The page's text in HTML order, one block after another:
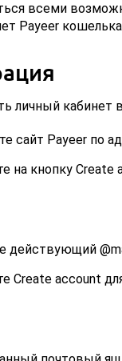
всеми
Payeer
личный кабинет
сайт Payeer по
на кнопку Create
действующий
Create account